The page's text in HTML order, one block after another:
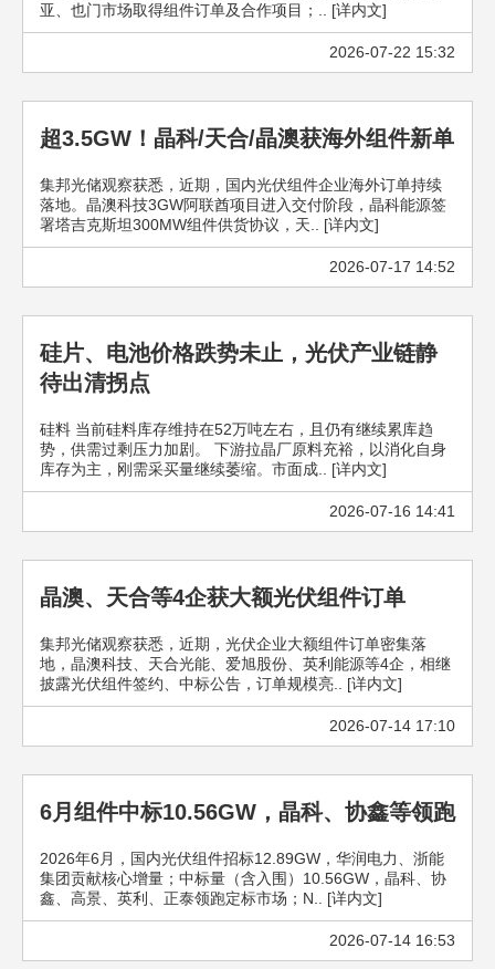
亚、也门市场取得组件订单及合作项目；.. [详内文]
2026-07-22 15:32
超3.5GW！晶科/天合/晶澳获海外组件新单
集邦光储观察获悉，近期，国内光伏组件企业海外订单持续
落地。晶澳科技3GW阿联酋项目进入交付阶段，晶科能源签
署塔吉克斯坦300MW组件供货协议，天.. [详内文]
2026-07-17 14:52
硅片、电池价格跌势未止，光伏产业链静
待出清拐点
硅料 当前硅料库存维持在52万吨左右，且仍有继续累库趋
势，供需过剩压力加剧。 下游拉晶厂原料充裕，以消化自身
库存为主，刚需采买量继续萎缩。市面成.. [详内文]
2026-07-16 14:41
晶澳、天合等4企获大额光伏组件订单
集邦光储观察获悉，近期，光伏企业大额组件订单密集落
地，晶澳科技、天合光能、爱旭股份、英利能源等4企，相继
披露光伏组件签约、中标公告，订单规模亮.. [详内文]
2026-07-14 17:10
6月组件中标10.56GW，晶科、协鑫等领跑
2026年6月，国内光伏组件招标12.89GW，华润电力、浙能
集团贡献核心增量；中标量（含入围）10.56GW，晶科、协
鑫、高景、英利、正泰领跑定标市场；N.. [详内文]
2026-07-14 16:53